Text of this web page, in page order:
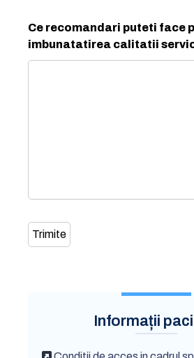
Ce recomandari puteti face
imbunatatirea calitatii
Informații